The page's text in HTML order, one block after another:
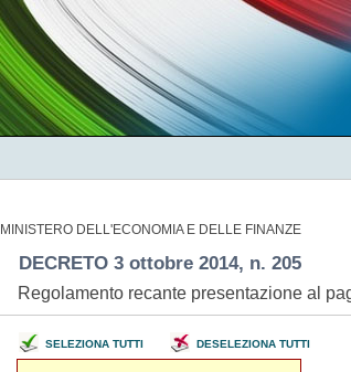
MINISTERO DELL'ECONOMIA E DELLE FINANZE
DECRETO 3 ottobre 2014, n. 205
Regolamento recante presentazione al
SELEZIONA TUTTI DESELEZIONA TUTTI